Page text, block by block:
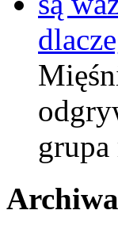
Archiwa